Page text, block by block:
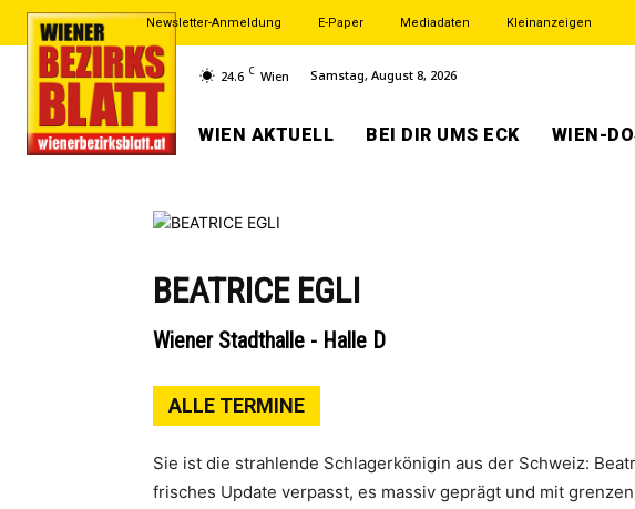
Newsletter-Anmeldung E-Paper Mediadaten Kleinanzeigen
24.6 C Wien Samstag, August 8, 2026
WIEN AKTUELL BEI DIR UMS ECK WIEN-
BEATRICE EGLI
Wiener Stadthalle - Halle D
ALLE TERMINE
Sie ist die strahlende Schlagerkönigin aus der Schweiz:
frisches Update verpasst, es massiv geprägt und mit